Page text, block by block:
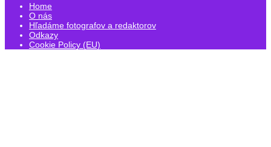
Home
O nás
Hľadáme fotografov a redaktorov
Odkazy
Cookie Policy (EU)